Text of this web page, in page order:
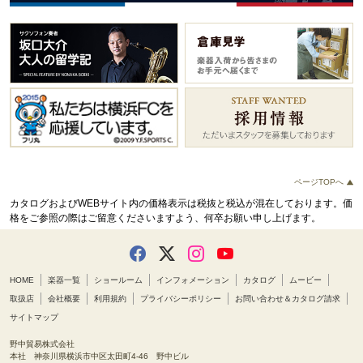
ページTOPへ
カタログおよびWEBサイト内の価格表示は税抜と税込が混在しております。 価
格をご参照の際はご留意くださいますよう、何卒お願い申し上げます。
HOME 楽器一覧 ショールーム インフォメーション カタログ ムービー
取扱店 会社概要 利用規約 プライバシーポリシー お問い合わせ＆カタログ請求
サイトマップ
野中貿易株式会社
本社 神奈川県横浜市中区太田町4-46 野中ビル